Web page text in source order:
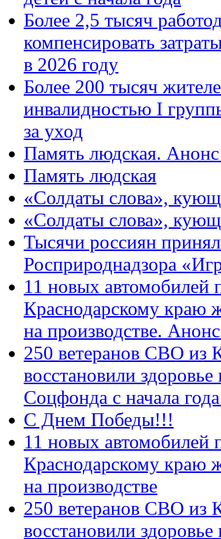
Более 2,5 тысяч
компенсировать
в 2026 году
Более 200 тысяч
инвалидностью I
за уход
Память людская.
Память людская
«Солдаты слова»,
«Солдаты слова»,
Тысячи россиян
Росприроднадзора
11 новых автомобилей
Краснодарскому краю
на производстве.
250 ветеранов СВО из
восстановили
Соцфонда с начала
С Днем Победы!!!
11 новых автомобилей
Краснодарскому краю
на производстве
250 ветеранов СВО из
восстановили